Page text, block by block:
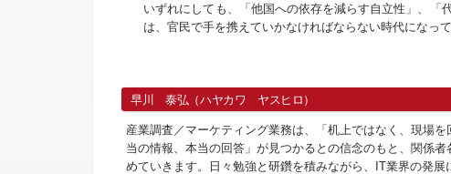
いずれにしても、「他国への依存を減らす自立性」、「
は、官民で手を携えていかなければならない時代になって
早川 泰弘（ハヤカワ ヤスヒロ）
産業調査／マーケティング業務は、「机上ではなく、現場
当の情報、本当の回答」が見つかるとの信念のもと、関係
めていきます。日々勉強と研鑽を積みながら、IT業界の発展